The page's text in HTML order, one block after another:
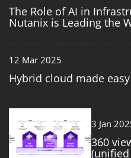
The Role of AI in
Nutanix is Leading the
12 Mar 2025
Hybrid cloud made
3 3 Jan
360
(unified